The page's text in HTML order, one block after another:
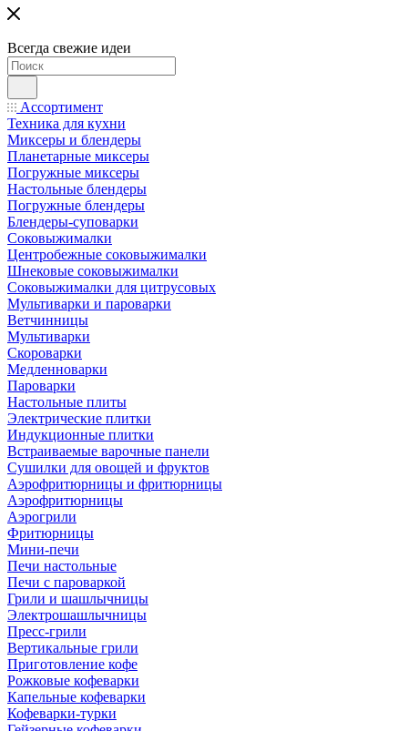
Всегда свежие идеи
Ассортимент
Техника для кухни
Миксеры и блендеры
Планетарные миксеры
Погружные миксеры
Настольные блендеры
Погружные блендеры
Блендеры-суповарки
Соковыжималки
Центробежные соковыжималки
Шнековые соковыжималки
Соковыжималки для цитрусовых
Мультиварки и пароварки
Ветчинницы
Мультиварки
Скороварки
Медленноварки
Пароварки
Настольные плиты
Электрические плитки
Индукционные плитки
Встраиваемые варочные панели
Сушилки для овощей и фруктов
Аэрофритюрницы и фритюрницы
Аэрофритюрницы
Аэрогрили
Фритюрницы
Мини-печи
Печи настольные
Печи с пароваркой
Грили и шашлычницы
Электрошашлычницы
Пресс-грили
Вертикальные грили
Приготовление кофе
Рожковые кофеварки
Капельные кофеварки
Кофеварки-турки